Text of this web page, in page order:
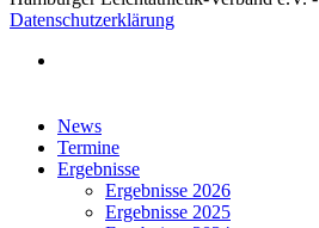
Datenschutzerklärung
Close
Menu
News
Termine
Ergebnisse
Ergebnisse 2026
Ergebnisse 2025